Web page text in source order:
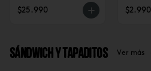
$25.990 $2.990
Sándwich y tapaditos Ver más